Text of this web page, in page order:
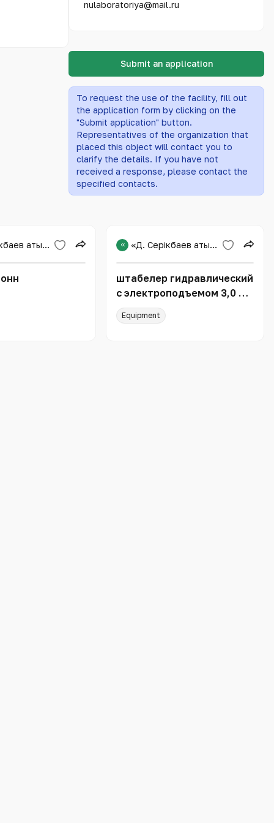
nulaboratoriya@mail.ru
Submit an application
To request the use of the facility, fill out
the application form by clicking on the
"Submit application" button.
Representatives of the organization that
placed this object will contact you to
clarify the details. If you have not
received a response, please contact the
specified contacts.
«Д. Серікбаев атындағы Шығыс Қазақстан техникалық университеті» « «Д. Серікбаев атындағы Шығыс Қазақстан техникалық университеті»
штабелер гидравлический
с электроподъемом 3,0 т
1,6 м TOR CTD30/16
Equipment